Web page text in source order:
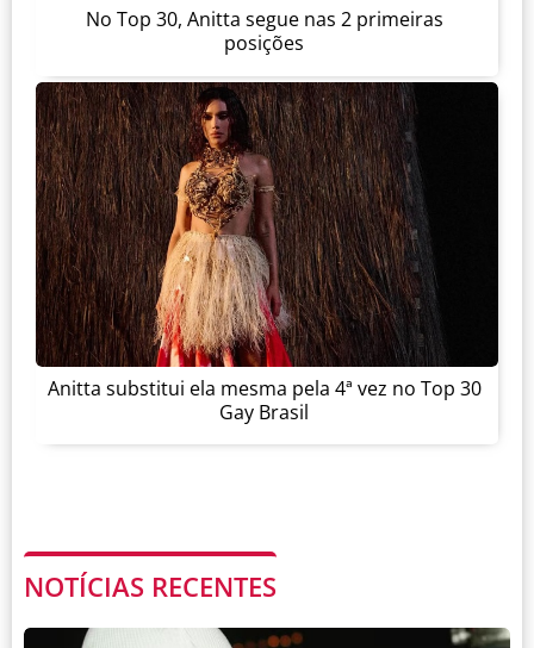
No Top 30, Anitta segue nas 2 primeiras
posições
Anitta substitui ela mesma pela 4ª vez no Top 30
Gay Brasil
NOTÍCIAS RECENTES